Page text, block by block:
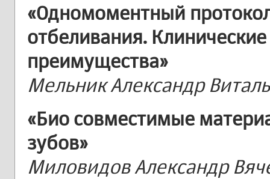
«Одномоментный
отбеливания.
преимущества»
Мельник Александр
«Био совместимые
зубов»
Миловидов Александр